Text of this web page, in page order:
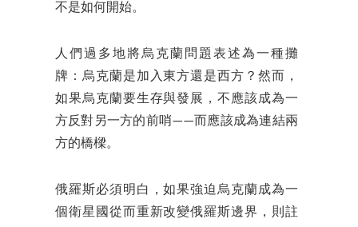
不是如何開始。
人們過多地將烏克蘭問題表述為一種攤
牌：烏克蘭是加入東方還是西方？然而，
如果烏克蘭要生存與發展，不應該成為一
方反對另一方的前哨——而應該成為連結兩
方的橋樑。
俄羅斯必須明白，如果強迫烏克蘭成為一
個衛星國從而重新改變俄羅斯邊界，則註